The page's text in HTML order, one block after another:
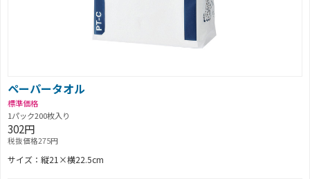
ペーパータオル
標準価格
1パック200枚入り
302円
税抜価格275円
サイズ：縦21×横22.5cm